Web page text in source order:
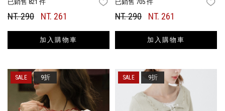
已銷售 821 件 FAVORITES
NT. 290 NT. 261
加入購物車
已銷售 705 件
NT. 290 NT. 261
加入購物車
9折 9折